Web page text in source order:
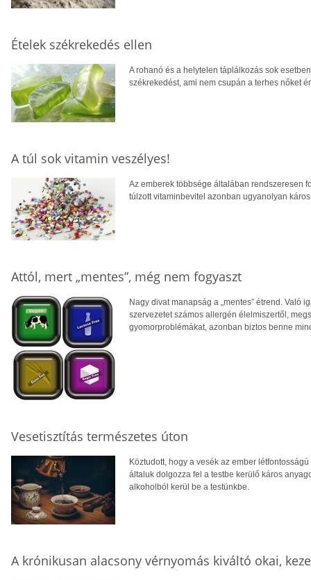
Ételek székrekedés ellen
A rohanó és a helytelen táplálkozás sok
székrekedést, ami nem csupán a terhes nőket
A túl sok vitamin veszélyes!
Az emberek többsége általában rendszeresen
túlzott vitaminbevitel azonban ugyanolyan
Attól, mert „mentes”, még nem fogyaszt
Nagy divat manapság a „mentes” étrend. Való
szervezetet számos allergén élelmiszertől,
gyomorproblémákat, azonban biztos benne
Vesetisztítás természetes úton
Köztudott, hogy a vesék az ember
általuk dolgozza fel a testbe kerülő káros
alkoholból kerül be a testünkbe.
A krónikusan alacsony vérnyomás kiváltó okai,